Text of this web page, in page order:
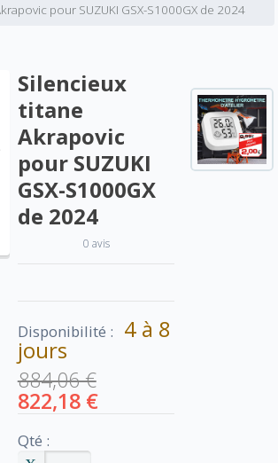
pour SUZUKI GSX-S1000GX de 2024
Silencieux
titane
Akrapovic
pour SUZUKI
GSX-S1000GX
de 2024
0 avis
Disponibilité : 4 à 8
jours
884,06 €
822,18 €
Qté :